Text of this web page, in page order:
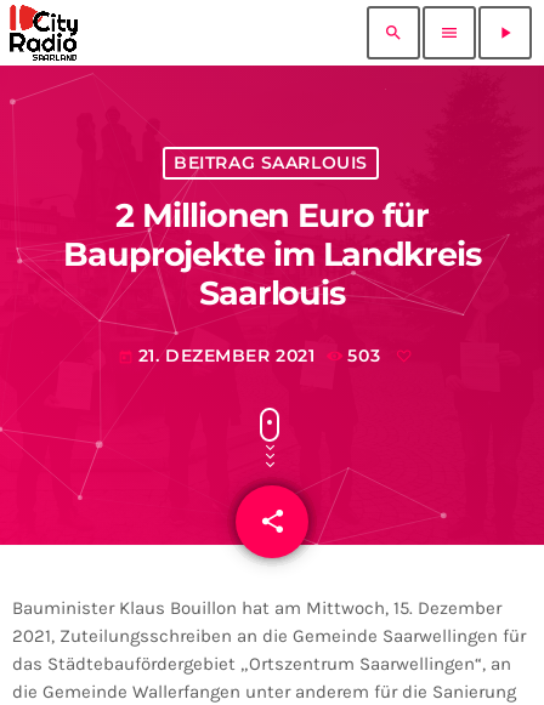
search menu play_arrow
BEITRAG SAARLOUIS
2 Millionen Euro für
Bauprojekte im Landkreis
Saarlouis
today 21. DEZEMBER 2021 503
share
email
Bauminister Klaus Bouillon hat am Mittwoch, 15. Dezember
2021, Zuteilungsschreiben an die Gemeinde Saarwellingen für
das Städtebaufördergebiet „Ortszentrum Saarwellingen“, an
die Gemeinde Wallerfangen unter anderem für die Sanierung